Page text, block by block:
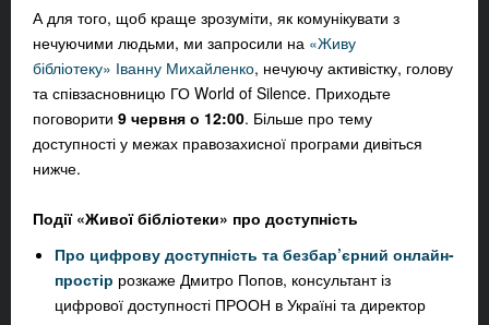
А для того, щоб краще зрозуміти, як комунікувати з
нечуючими людьми, ми запросили на «Живу
бібліотеку» Іванну Михайленко, нечуючу активістку, голову
та співзасновницю ГО World of Silence. Приходьте
поговорити 9 червня о 12:00. Більше про тему
доступності у межах правозахисної програми дивіться
нижче.
Події «Живої бібліотеки» про доступність
Про цифрову доступність та безбар’єрний онлайн-
простір розкаже Дмитро Попов, консультант із
цифрової доступності ПРООН в Україні та директор